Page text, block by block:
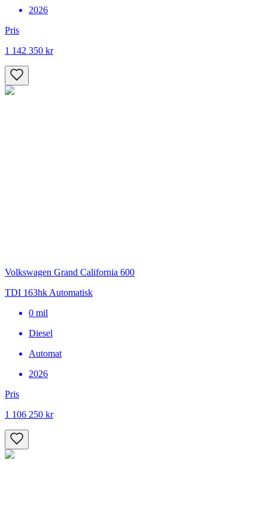
2026
Pris
1 142 350 kr
Volkswagen Grand California 600
TDI 163hk Automatisk
0 mil
Diesel
Automat
2026
Pris
1 106 250 kr